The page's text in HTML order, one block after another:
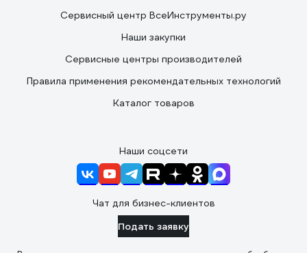
Сервисный центр ВсеИнструменты.ру
Наши закупки
Сервисные центры производителей
Правила применения рекомендательных технологий
Каталог товаров
Наши соцсети
Чат для бизнес-клиентов
Подать заявку